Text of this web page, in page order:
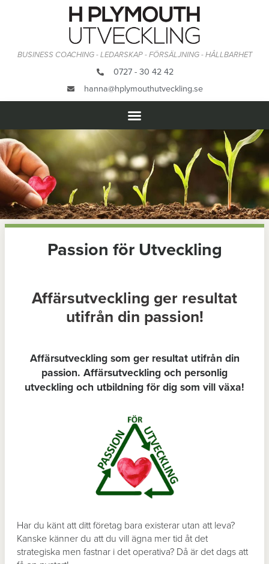
BUSINESS COACHING - LEDARSKAP - FÖRSÄLJNING - HÅLLBARHET
0727 - 30 42 42
hanna@hplymouthutveckling.se
Passion för Utveckling
Affärsutveckling ger resultat
utifrån din passion!
Affärsutveckling som ger resultat utifrån din
passion. Affärsutveckling och personlig
utveckling och utbildning för dig som vill växa!
Har du känt att ditt företag bara existerar utan att leva?
Kanske känner du att du vill ägna mer tid åt det
strategiska men fastnar i det operativa? Då är det dags att